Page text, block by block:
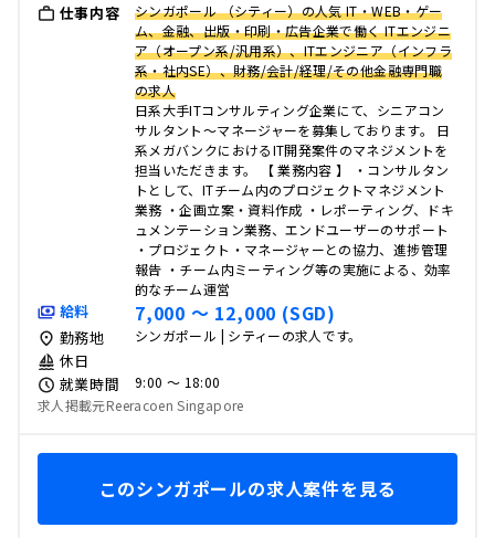
仕事内容
シンガポール （シティー）の人気 IT・WEB・ゲー
ム、金融、出版・印刷・広告企業で働く ITエンジニ
ア（オープン系/汎用系）、ITエンジニア（インフラ
系・社内SE）、財務/会計/経理/その他金融専門職
の求人
日系大手ITコンサルティング企業にて、シニアコン
サルタント～マネージャーを募集しております。 日
系メガバンクにおけるIT開発案件のマネジメントを
担当いただきます。 【 業務内容 】 ・コンサルタン
トとして、ITチーム内のプロジェクトマネジメント
業務 ・企画立案・資料作成 ・レポーティング、ドキ
ュメンテーション業務、エンドユーザーのサポート
・プロジェクト・マネージャーとの協力、進捗管理
報告 ・チーム内ミーティング等の実施による、効率
的なチーム運営
給料 7,000 〜 12,000 (SGD)
勤務地 シンガポール | シティーの求人です。
休日
就業時間
9:00 〜 18:00
求人掲載元Reeracoen Singapore
このシンガポールの求人案件を見る